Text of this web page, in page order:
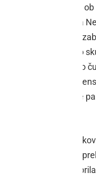
igrišču, uživali smo
v Kulturni dom Mala
je bila otrokom
Material smo
vrtca. Nastali so
smo si ekološko -
najstarejše skupine
vlogo v
so se v tednu otroka
počakati, se